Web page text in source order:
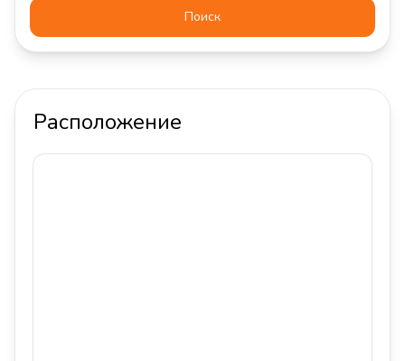
Поиск
Расположение